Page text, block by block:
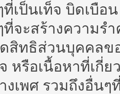
เป็นเท็จ บิดเบือ
ที่จะสร้างความ
ดสิทธิส่วนบุคคล
หรือเนื้อหาที่เกี่
เพศ รวมถึงอื่นๆ